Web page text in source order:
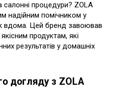
салонні процедури? ZOLA
надійним помічником у
вдома. Цей бренд завоював
продуктам, які
результатів у домашніх
догляду з ZOLA